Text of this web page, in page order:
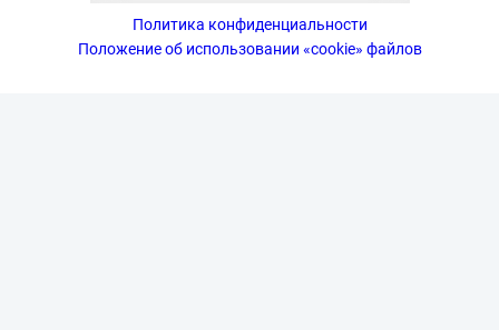
изображённых лиц в соответствии
с требованиями законодательства
Политика конфиденциальности
Положение об использовании «cookie» файлов